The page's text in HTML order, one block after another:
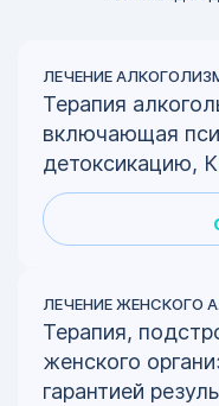
ЛЕЧЕНИЕ
Терапия
включающая
детоксикацию,
ЛЕЧЕНИЕ ЖЕНСКОГО
Терапия,
женского
гарантией